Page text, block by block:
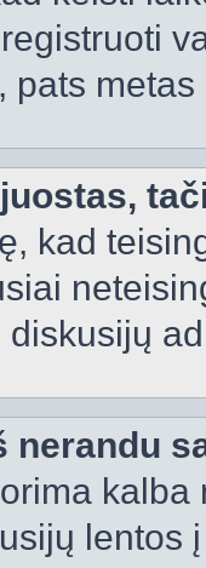
pats
kad
nerandu
lentos